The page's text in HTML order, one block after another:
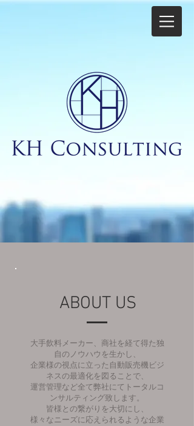
ABOUT US
大手飲料メーカー、商社を経て得た独
自のノウハウを生かし、
企業様の視点に立った自動販売機ビジ
ネスの最適化を図ることで、
運営管理など全て弊社にてトータルコ
ンサルティング致します。
皆様との繋がりを大切にし、
様々なニーズに応えられるような企業